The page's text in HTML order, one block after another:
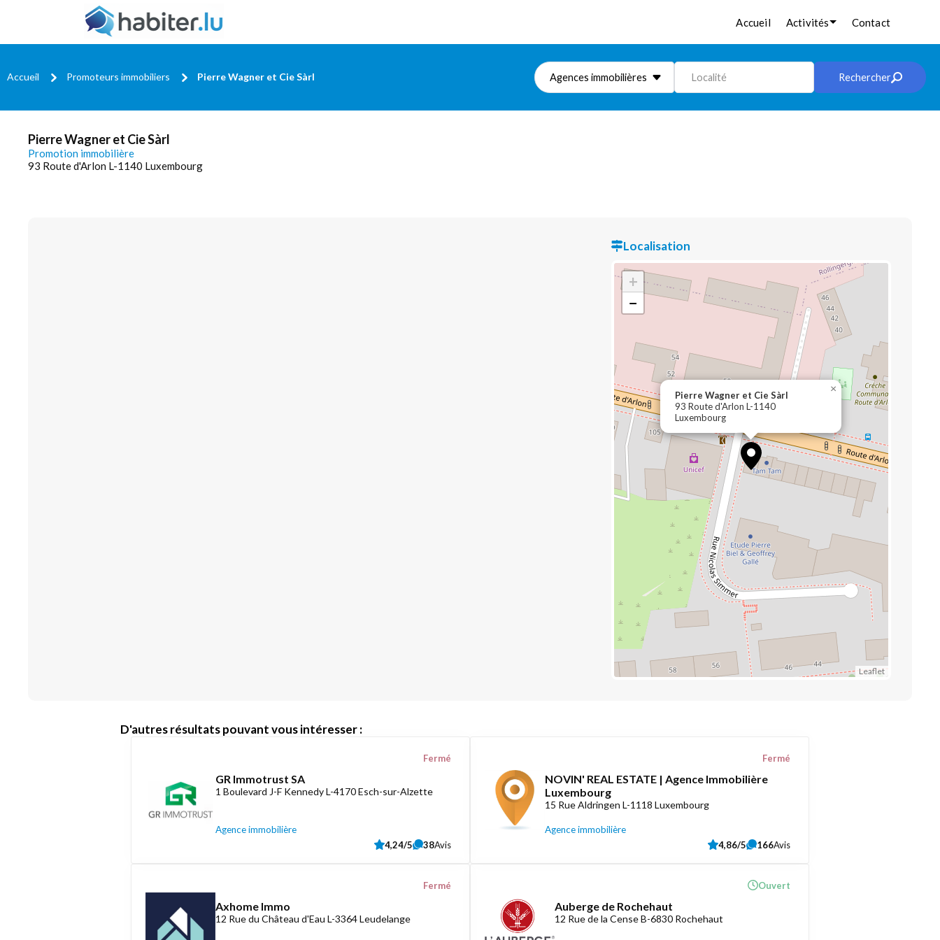
Accueil Activités Contact
Accueil Promoteurs immobiliers Pierre Wagner et Cie Sàrl Agences immobilières Localité Rechercher
Pierre Wagner et Cie Sàrl
Promotion immobilière
93 Route d'Arlon L-1140 Luxembourg
Localisation
Pierre Wagner et Cie Sàrl
93 Route d'Arlon L-1140
Luxembourg
×
+
−
Leaflet
D'autres résultats pouvant vous intéresser :
GR Immotrust SA
1 Boulevard J-F Kennedy L-4170 Esch-sur-Alzette
Agence immobilière
Fermé
4,24/5 38Avis
NOVIN' REAL ESTATE | Agence Immobilière
Luxembourg
15 Rue Aldringen L-1118 Luxembourg
Agence immobilière
Fermé
4,86/5 166Avis
Axhome Immo
12 Rue du Château d'Eau L-3364 Leudelange
Fermé
Auberge de Rochehaut
12 Rue de la Cense B-6830 Rochehaut
Ouvert